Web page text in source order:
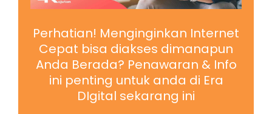
Perhatian! Menginginkan Internet
Cepat bisa diakses dimanapun
Anda Berada? Penawaran & Info
ini penting untuk anda di Era
DIgital sekarang ini